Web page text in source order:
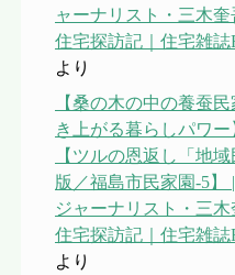
ャーナリスト・三木奎
住宅探訪記｜住宅雑誌
より
【桑の木の中の養蚕
き上がる暮らしパワー
【ツルの恩返し「地域
版／福島市民家園-5】
ジャーナリスト・三
住宅探訪記｜住宅雑誌
より